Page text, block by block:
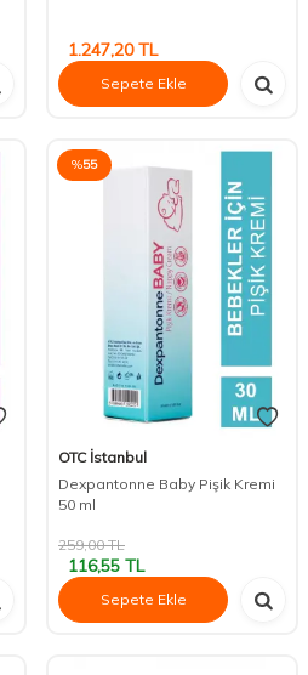
1.247,20TL
Sepete Ekle
%55
OTC İstanbul
Dexpantonne Baby Pişik Kremi
50 ml
259,00TL
116,55 TL
Sepete Ekle